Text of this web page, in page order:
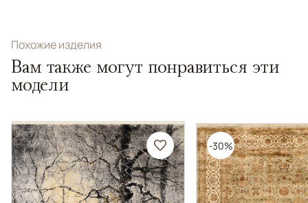
Похожие изделия
Вам также могут понравиться эти
модели
-30%